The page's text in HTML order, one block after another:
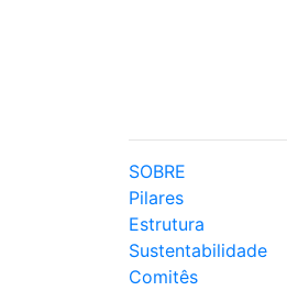
SOBRE
Pilares
Estrutura
Sustentabilidade
Comitês